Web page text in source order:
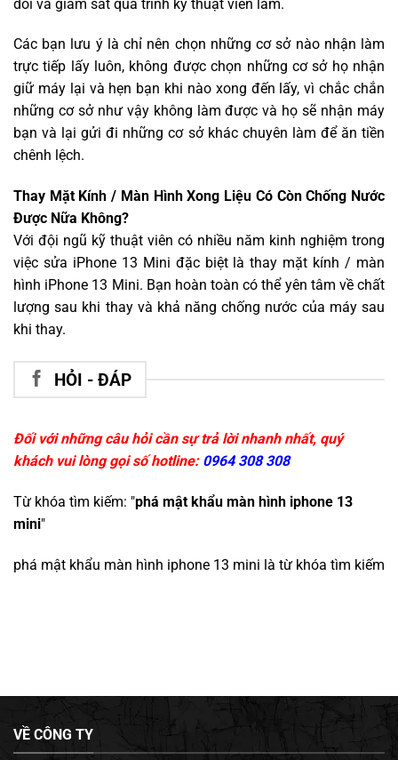
dõi và giám sát quá trình kỹ thuật viên làm.
Các bạn lưu ý là chỉ nên chọn những cơ sở nào nhận làm
trực tiếp lấy luôn, không được chọn những cơ sở họ nhận
giữ máy lại và hẹn bạn khi nào xong đến lấy, vì chắc chắn
những cơ sở như vậy không làm được và họ sẽ nhận máy
bạn và lại gửi đi những cơ sở khác chuyên làm để ăn tiền
chênh lệch.
Thay Mặt Kính / Màn Hình Xong Liệu Có Còn Chống Nước
Được Nữa Không?
Với đội ngũ kỹ thuật viên có nhiều năm kinh nghiệm trong
việc sửa iPhone 13 Mini đặc biệt là thay mặt kính / màn
hình iPhone 13 Mini. Bạn hoàn toàn có thể yên tâm về chất
lượng sau khi thay và khả năng chống nước của máy sau
khi thay.
HỎI - ĐÁP
Đối với những câu hỏi cần sự trả lời nhanh nhất, quý
khách vui lòng gọi số hotline: 0964 308 308
Từ khóa tìm kiếm: "phá mật khẩu màn hình iphone 13
mini"
phá mật khẩu màn hình iphone 13 mini là từ khóa tìm kiếm
VỀ CÔNG TY